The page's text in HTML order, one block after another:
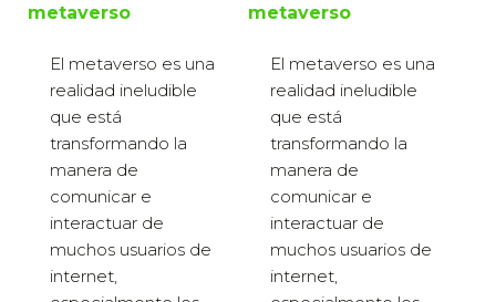
metaverso
El metaverso es una
realidad ineludible
que está
transformando la
manera de
comunicar e
interactuar de
muchos usuarios de
internet,
metaverso
El metaverso es una
realidad ineludible
que está
transformando la
manera de
comunicar e
interactuar de
muchos usuarios de
internet,